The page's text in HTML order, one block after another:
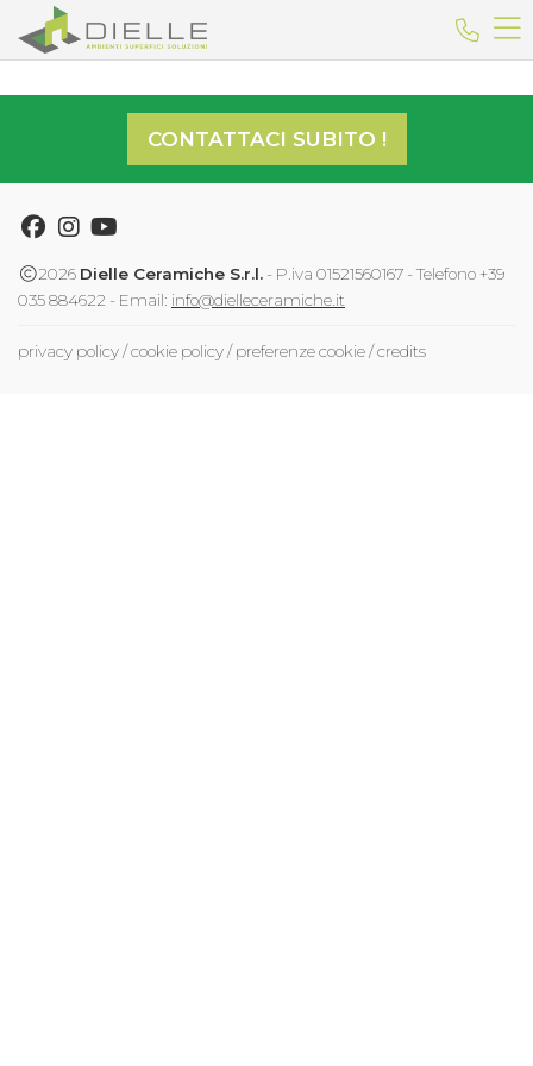
Dielle Ceramiche
CONTATTACI SUBITO !
Facebook
Instagram
Youtube
2026 Dielle Ceramiche S.r.l. - P.iva 01521560167 - Telefono +39
035 884622 - Email: info@dielleceramiche.it
privacy policy/cookie policy/preferenze cookie/credits